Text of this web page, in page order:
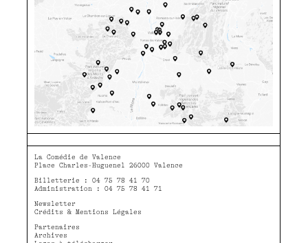
La Comédie de Valence
Place Charles-Huguenel 26000 Valence
Billetterie : 04 75 78 41 70
Administration : 04 75 78 41 71
Newsletter
Crédits & Mentions Légales
Partenaires
Archives